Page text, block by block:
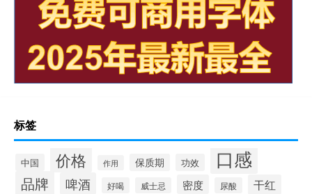
标签
中国 价格 作用 保质期 功效 口感
品牌 啤酒 好喝 威士忌 密度 尿酸 干红